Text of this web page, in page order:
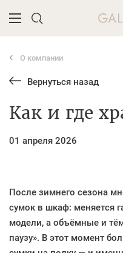
Введите название
О компании
Вернуться назад
Как и где
01 апреля 2026
После зимнего сезона
сумок в шкаф: меняется
модели, а объёмные и
паузу». В этот момент